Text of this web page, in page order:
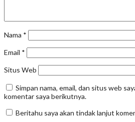
Nama *
Email *
Situs Web
Simpan nama, email, dan situs web
komentar saya berikutnya.
Beritahu saya akan tindak lanjut